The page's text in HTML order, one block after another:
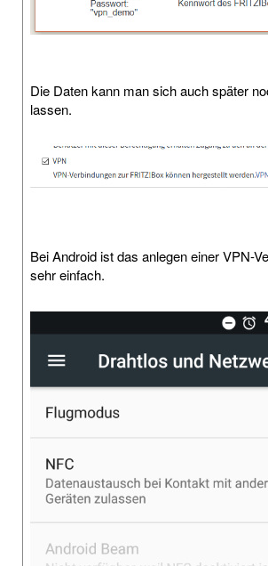
Die Daten kann man sich auch später
lassen.
Bei Android ist das anlegen einer VPN-
sehr einfach.